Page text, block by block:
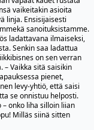
vaikeitakin asioita
linja. Ensisijaisesti
sanoituksistamme.
ladattavana ilmaiseksi,
Senkinsaa ladattua
on sen verran
Vaikka sitä saisikin
pienet,
levy-yhtiö, että saisi
se onnistuu helposti.
onko liha silloin liian
Milläs siinä sitten